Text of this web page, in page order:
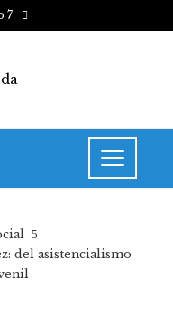
7
del asistencialismo